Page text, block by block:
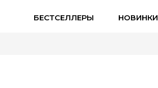
БЕСТСЕЛЛЕРЫ НОВИНКИ